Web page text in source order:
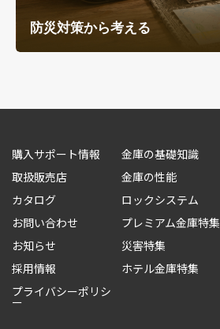
防災対策から考える
購入サポート情報
取扱販売店
カタログ
お問い合わせ
お知らせ
採用情報
プライバシーポリシ
ー
金庫の基礎知識
金庫の性能
ロックシステム
プレミアム金庫特集
災害特集
ホテル金庫特集